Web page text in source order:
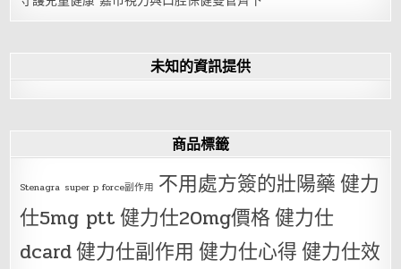
未知的資訊提供
商品標籤
Stenagra super p force副作用 不用處方簽的壯陽藥健力
仕5mg ptt健力仕20mg價格健力仕
dcard健力仕副作用 健力仕心得健力仕效